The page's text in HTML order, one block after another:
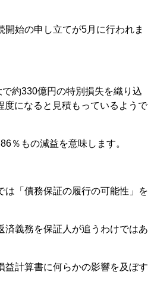
始の申し立てが5月に行われま
約330億円の特別損失を織り込
になると見積もっているようで
％もの減益を意味します。
は「債務保証の履行の可能性」を
義務を保証人が追うわけではあ
益計算書に何らかの影響を及ぼす